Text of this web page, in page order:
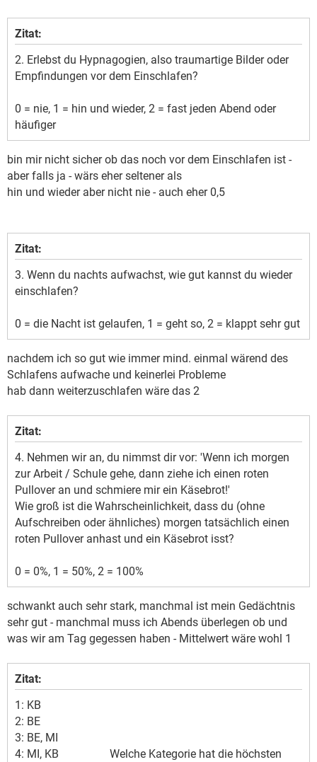
Zitat:
2. Erlebst du Hypnagogien, also traumartige Bilder oder
Empfindungen vor dem Einschlafen?
0 = nie, 1 = hin und wieder, 2 = fast jeden Abend oder
häufiger
bin mir nicht sicher ob das noch vor dem Einschlafen ist -
aber falls ja - wärs eher seltener als
hin und wieder aber nicht nie - auch eher 0,5
Zitat:
3. Wenn du nachts aufwachst, wie gut kannst du wieder
einschlafen?
0 = die Nacht ist gelaufen, 1 = geht so, 2 = klappt sehr gut
nachdem ich so gut wie immer mind. einmal wärend des
Schlafens aufwache und keinerlei Probleme
hab dann weiterzuschlafen wäre das 2
Zitat:
4. Nehmen wir an, du nimmst dir vor: 'Wenn ich morgen
zur Arbeit / Schule gehe, dann ziehe ich einen roten
Pullover an und schmiere mir ein Käsebrot!'
Wie groß ist die Wahrscheinlichkeit, dass du (ohne
Aufschreiben oder ähnliches) morgen tatsächlich einen
roten Pullover anhast und ein Käsebrot isst?
0 = 0%, 1 = 50%, 2 = 100%
schwankt auch sehr stark, manchmal ist mein Gedächtnis
sehr gut - manchmal muss ich Abends überlegen ob und
was wir am Tag gegessen haben - Mittelwert wäre wohl 1
Zitat:
1: KB
2: BE
3: BE, MI
4: MI, KB Welche Kategorie hat die höchsten